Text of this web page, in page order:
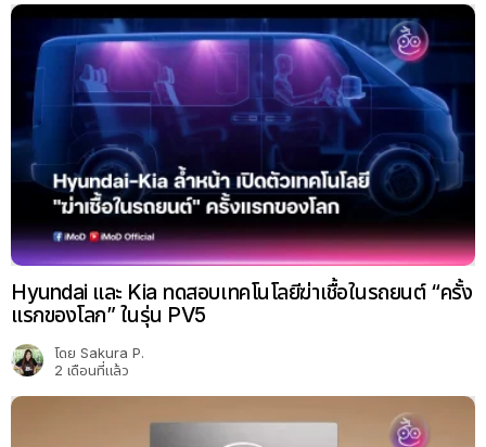
Hyundai และ Kia ทดสอบเทคโนโลยีฆ่าเชื้อในรถยนต์ “ครั้ง
แรกของโลก” ในรุ่น PV5
โดย Sakura P.
2 เดือนที่แล้ว